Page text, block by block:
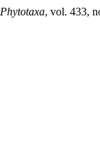
Phytotaxa, vol. 433,